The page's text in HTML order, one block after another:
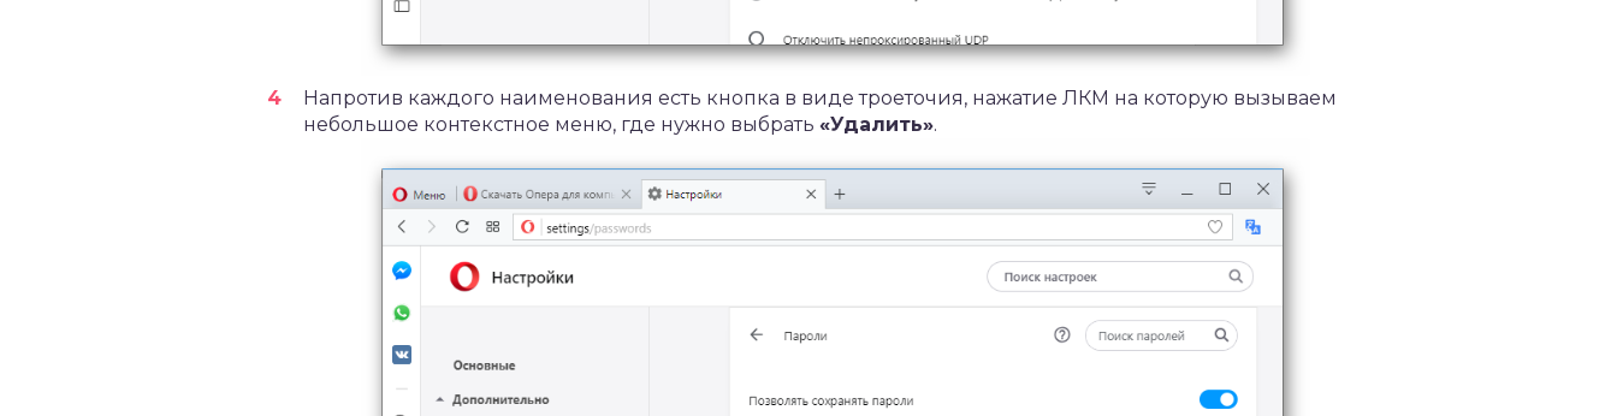
Напротив каждого наименования есть кнопка в виде троеточия, нажатие ЛКМ на которую вызываем
небольшое контекстное меню, где нужно выбрать «Удалить».